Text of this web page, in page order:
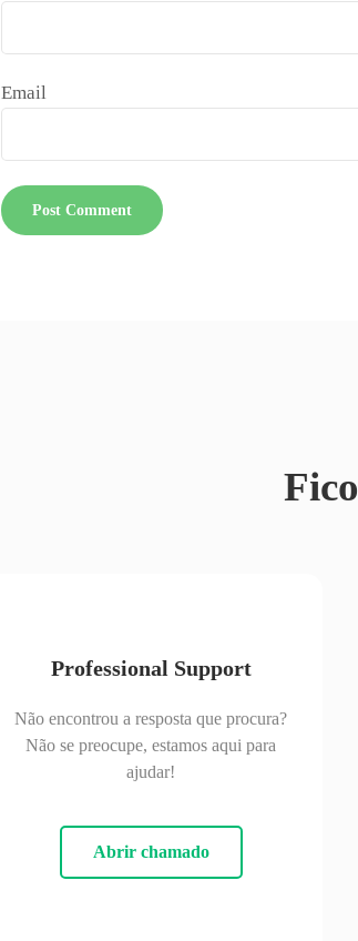
Email
Professional Support
Não encontrou a resposta que procura?
Não se preocupe, estamos aqui para
ajudar!
Abrir chamado